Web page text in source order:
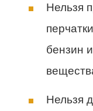
Нельзя
бензин
Нельзя